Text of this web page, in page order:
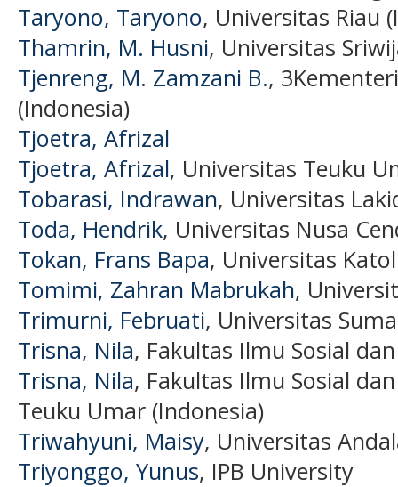
Taryono, Taryono, Universitas Riau
Thamrin, M. Husni, Universitas
Tjenreng, M. Zamzani B.,
(Indonesia)
Tjoetra, Afrizal
Tjoetra, Afrizal, Universitas Teuku
Tobarasi, Indrawan, Universitas
Toda, Hendrik, Universitas Nusa
Tokan, Frans Bapa, Universitas
Tomimi, Zahran Mabrukah,
Trimurni, Februati, Universitas
Trisna, Nila, Fakultas Ilmu Sosial
Trisna, Nila, Fakultas Ilmu Sosial
Teuku Umar (Indonesia)
Triwahyuni, Maisy, Universitas
Triyonggo, Yunus, IPB University